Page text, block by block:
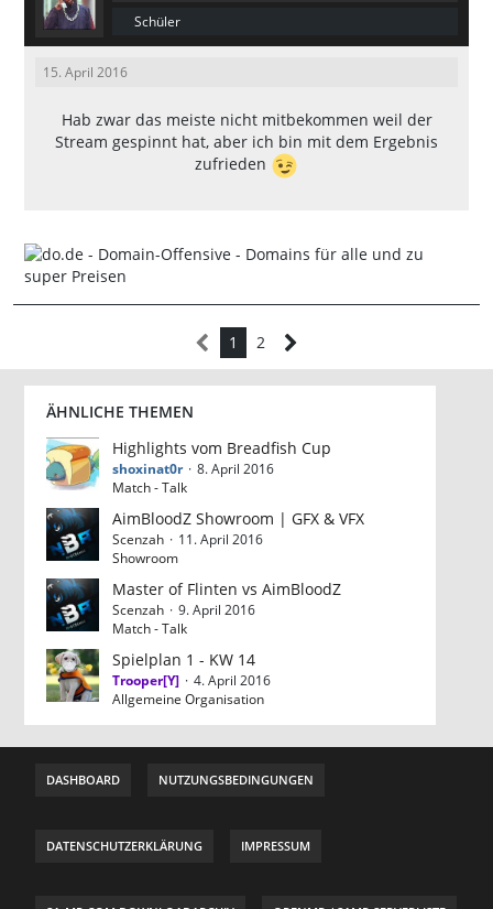
Schüler
15. April 2016
Hab zwar das meiste nicht mitbekommen weil der
Stream gespinnt hat, aber ich bin mit dem Ergebnis
zufrieden
1 2
ÄHNLICHE THEMEN
Highlights vom Breadfish Cup
shoxinat0r
8. April 2016
Match - Talk
AimBloodZ Showroom | GFX & VFX
Scenzah
11. April 2016
Showroom
Master of Flinten vs AimBloodZ
Scenzah
9. April 2016
Match - Talk
Spielplan 1 - KW 14
Trooper[Y]
4. April 2016
Allgemeine Organisation
DASHBOARD NUTZUNGSBEDINGUNGEN
DATENSCHUTZERKLÄRUNG IMPRESSUM